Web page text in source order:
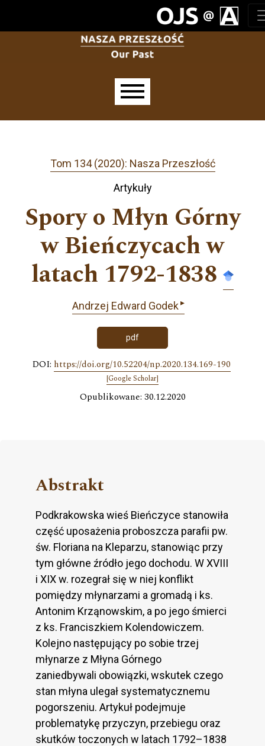
Tom 134 (2020): Nasza Przeszłość
Artykuły
Spory o Młyn Górny
w Bieńczycach w
latach 1792-1838
Andrzej Edward Godek▸
pdf
DOI: https://doi.org/10.52204/np.2020.134.169-190
[Google Scholar]
Opublikowane: 30.12.2020
Abstrakt
Podkrakowska wieś Bieńczyce stanowiła
część uposażenia proboszcza parafii pw.
św. Floriana na Kleparzu, stanowiąc przy
tym główne źródło jego dochodu. W XVIII
i XIX w. rozegrał się w niej konflikt
pomiędzy młynarzami a gromadą i ks.
Antonim Krząnowskim, a po jego śmierci
z ks. Franciszkiem Kolendowiczem.
Kolejno następujący po sobie trzej
młynarze z Młyna Górnego
zaniedbywali obowiązki, wskutek czego
stan młyna ulegał systematycznemu
pogorszeniu. Artykuł podejmuje
problematykę przyczyn, przebiegu oraz
skutków toczonych w latach 1792–1838